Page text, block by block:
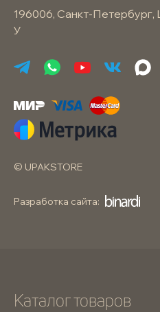
196006, Санкт-Петербург,
У
© UPAKSTORE
Разработка сайта:
Каталог товаров